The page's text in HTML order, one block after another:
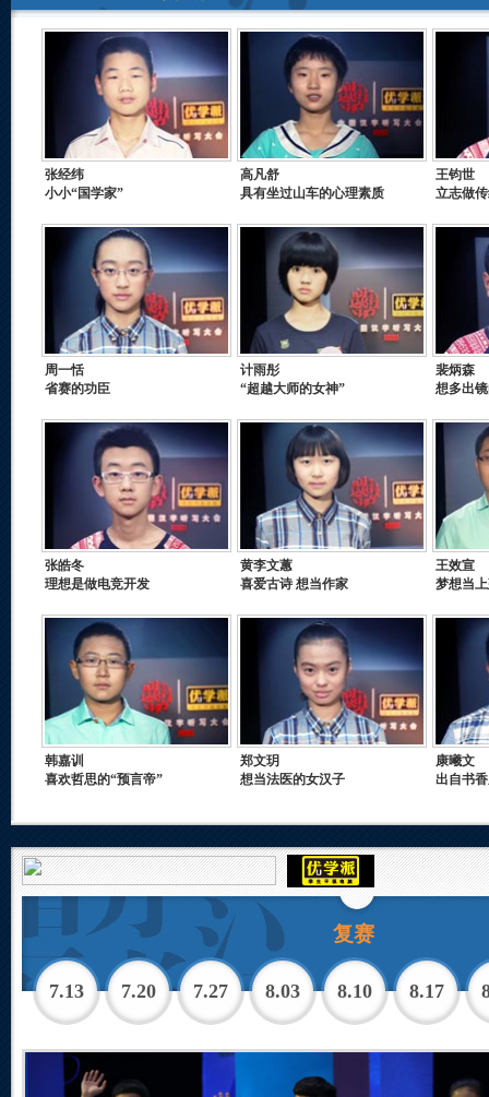
张经纬
小小“国学家”
高凡舒
具有坐过山车的心理素质
王钧世
立志做
周一恬
省赛的功臣
计雨彤
“超越大师的女神”
裴炳森
想多出
张皓冬
理想是做电竞开发
黄李文蕙
喜爱古诗 想当作家
王效宣
梦想当
韩嘉训
喜欢哲思的“预言帝”
郑文玥
想当法医的女汉子
康曦文
出自书
复赛
7.13 7.20 7.27 8.03 8.10 8.17